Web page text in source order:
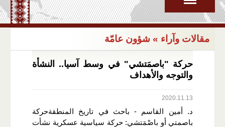
مقالات وآراء » شؤون عامّة
حركة "باصمَتشي" في وسط آسيا.. النشأة
والتوجه والأهداف
2020.11.13
د. أمين القاسم - باحث في تاريخ المنطقةحركة
باصمتي أو باصْمَتشي: حركة سياسية عسكرية نشأت